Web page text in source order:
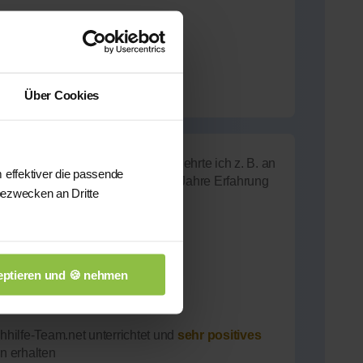
Über Cookies
effektiver die passende
an Dritte
und 🍪 nehmen
und Deutsch. Beide Sprachen lehrte ich z. B. an
Philippinen. Dazu mehr als 7 Jahre Erfahrung
Team.net unterrichtet und sehr positives
erhalten